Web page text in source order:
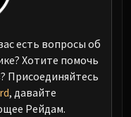
есть вопросы об
Хотите помочь
Присоединяйтесь
, давайте
Рейдам.